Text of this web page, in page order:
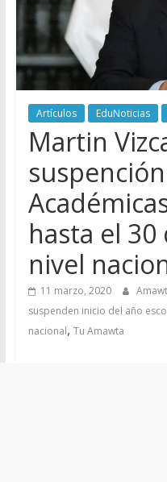
Artículos EduNoticias
Martin
hasta el 30
nivel
11 marzo, 2020
suspenden inicio del año
nacional, Tu Amawta